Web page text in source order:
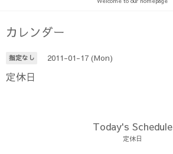
カレンダー
指定なし 2011-01-17 (Mon)
定休日
Today's Schedule
定休日